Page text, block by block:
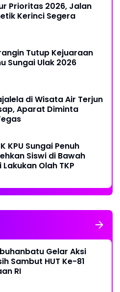
Prioritas 2026, Jalan
Kerinci Segera
Tutup Kejuaraan
Sungai Ulak 2026
di Wisata Air Terjun
Aparat Diminta
KPU Sungai Penuh
Siswi di Bawah
Lakukan Olah TKP
Gelar Aksi
Sambut HUT Ke-81
RI